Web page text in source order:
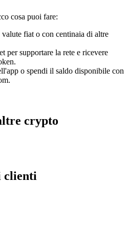
cosa puoi fare:
fiat o con centinaia di altre
per supportare la rete e ricevere
o spendi il saldo disponibile con
crypto
clienti